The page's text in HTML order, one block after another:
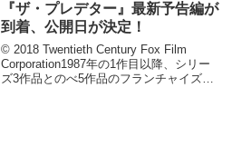
『ザ・プレデター』最新予告編が
到着、公開日が決定！
© 2018 Twentieth Century Fox Film
Corporation1987年の1作目以降、シリー
ズ3作品とのべ5作品のフランチャイズを